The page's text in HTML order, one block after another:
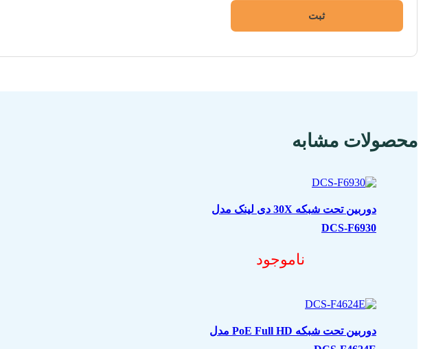
محصولات مشابه
دوربین تحت شبکه 30X دی لینک مدل
DCS-F6930
ناموجود
دوربین تحت شبکه PoE Full HD مدل